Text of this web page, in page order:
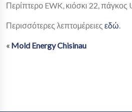
Περίπτερο EWK, κιόσκι 22, πάγκος
Περισσότερες λεπτομέρειες εδώ.
« Mold Energy Chisinau